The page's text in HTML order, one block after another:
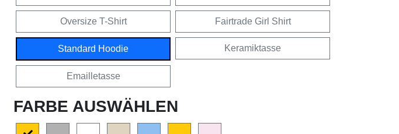
Oversize T-Shirt Fairtrade Girl Shirt
Standard Hoodie Keramiktasse
Emailletasse
FARBE AUSWÄHLEN